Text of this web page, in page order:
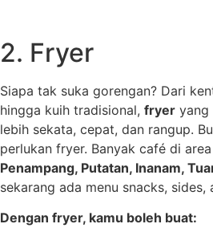
2. Fryer
Siapa tak suka gorengan? Dari
hingga kuih tradisional, fryer yang
lebih sekata, cepat, dan rangup.
perlukan fryer. Banyak café di area
Penampang, Putatan, Inanam,
sekarang ada menu snacks, sides,
Dengan fryer, kamu boleh buat: